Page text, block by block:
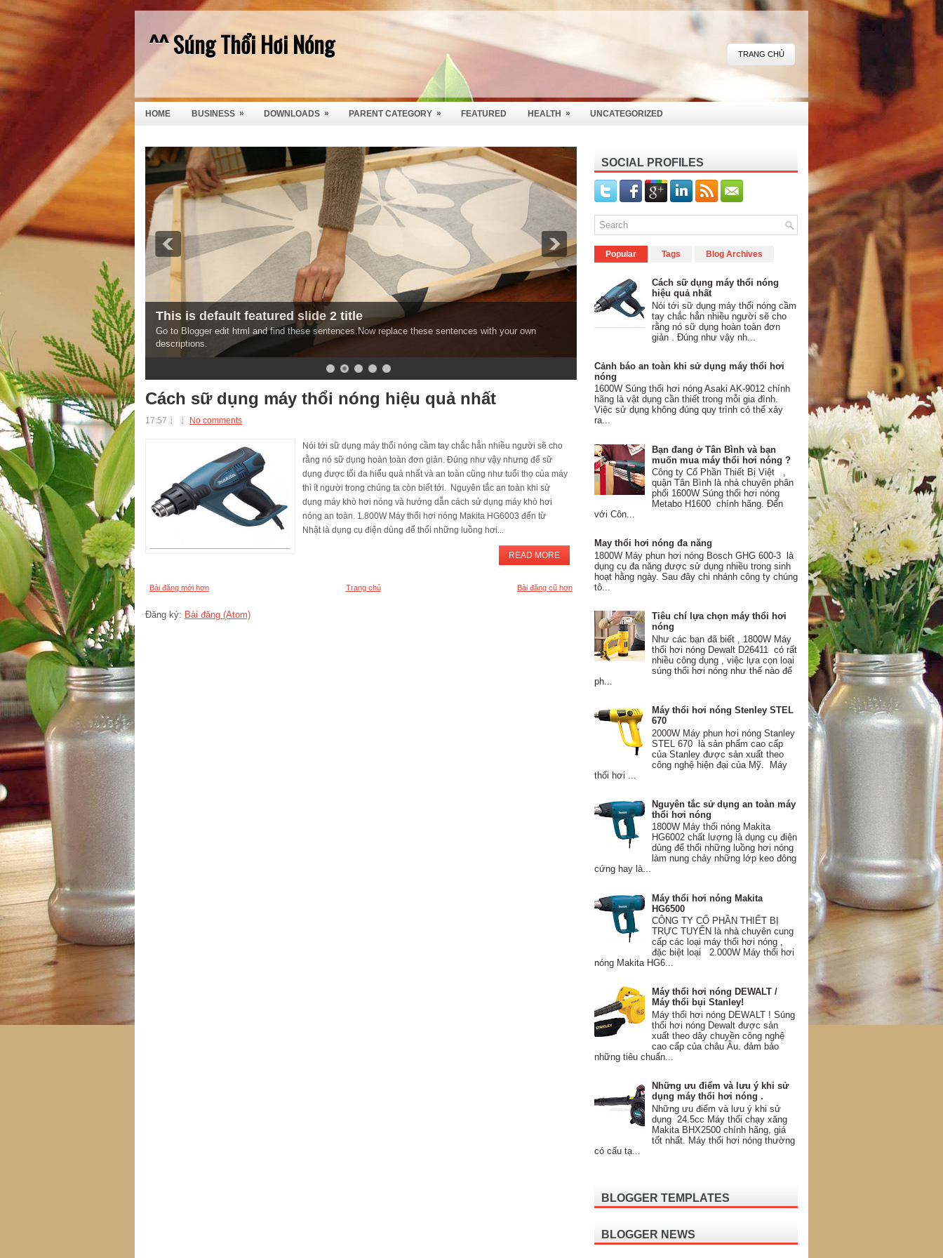
^^ Súng Thổi Hơi Nóng TRANG CHỦ
HOME BUSINESS » DOWNLOADS » PARENT CATEGORY » FEATURED HEALTH » UNCATEGORIZED
This is default featured slide 2 title
Go to Blogger edit html and find these sentences.Now replace these sentences with your own
descriptions.
3 4 5
Cách sữ dụng máy thổi nóng hiệu quả nhất
17:57 No comments
Nói tới sữ dụng máy thổi nóng cầm tay chắc hẳn nhiều người sẽ cho
rằng nó sữ dụng hoàn toàn đơn giản. Đúng như vậy nhưng để sữ
dụng được tối đa hiểu quả nhất và an toàn cũng như tuổi thọ của máy
thì ít người trong chúng ta còn biết tới. Nguyên tắc an toàn khi sử
dụng máy khò hơi nóng và hướng dẫn cách sử dụng máy khò hơi
nóng an toàn. 1.800W Máy thổi hơi nóng Makita HG6003 đến từ
Nhật là dụng cụ điện dùng để thổi những luồng hơi...
READ MORE
Bài đăng mới hơn Bài đăng cũ hơn
Trang chủ
Đăng ký: Bài đăng (Atom)
SOCIAL PROFILES
Popular Tags Blog Archives
Cách sữ dụng máy thổi nóng
hiệu quả nhất
Nói tới sữ dụng máy thổi nóng cầm
tay chắc hẳn nhiều người sẽ cho
rằng nó sữ dụng hoàn toàn đơn
giản . Đúng như vậy nh...
Cảnh báo an toàn khi sử dụng máy thổi hơi
nóng
1600W Súng thổi hơi nóng Asaki AK-9012 chính
hãng là vật dụng cần thiết trong mỗi gia đình.
Việc sử dụng không đúng quy trình có thể xảy
ra...
Bạn đang ở Tân Bình và bạn
muốn mua máy thổi hơi nóng ?
Công ty Cổ Phần Thiết Bị Việt ,
quận Tân Bình là nhà chuyên phân
phối 1600W Súng thổi hơi nóng
Metabo H1600 chính hãng. Đến
với Côn...
May thổi hơi nóng đa năng
1800W Máy phun hơi nóng Bosch GHG 600-3 là
dụng cụ đa năng được sử dụng nhiều trong sinh
hoạt hằng ngày. Sau đây chi nhánh công ty chúng
tô...
Tiêu chí lựa chọn máy thổi hơi
nóng
Như các bạn đã biết , 1800W Máy
thổi hơi nóng Dewalt D26411 có rất
nhiều công dụng , việc lựa cọn loại
súng thổi hơi nóng như thế nào để
ph...
Máy thổi hơi nóng Stenley STEL
670
2000W Máy phun hơi nóng Stanley
STEL 670 là sản phẩm cao cấp
của Stanley được sản xuất theo
công nghệ hiện đại của Mỹ. Máy
thổi hơi ...
Nguyên tắc sử dụng an toàn máy
thổi hơi nóng
1800W Máy thổi nóng Makita
HG6002 chất lượng là dụng cụ điện
dùng để thổi những luồng hơi nóng
làm nung chảy những lớp keo đông
cứng hay là...
Máy thổi hơi nóng Makita
HG6500
CÔNG TY CỔ PHẦN THIẾT BỊ
TRỰC TUYẾN là nhà chuyên cung
cấp các loại máy thổi hơi nóng ,
đặc biệt loại 2.000W Máy thổi hơi
nóng Makita HG6...
Máy thổi hơi nóng DEWALT /
Máy thổi bụi Stanley!
Máy thổi hơi nóng DEWALT ! Súng
thổi hơi nóng Dewalt được sản
xuất theo dây chuyền công nghệ
cao cấp của châu Âu. đảm bảo
những tiêu chuẩn...
Những ưu điểm và lưu ý khi sử
dụng máy thổi hơi nóng .
Những ưu điểm và lưu ý khi sử
dụng 24.5cc Máy thổi chạy xăng
Makita BHX2500 chính hãng, giá
tốt nhất. Máy thổi hơi nóng thường
có cấu tạ...
BLOGGER TEMPLATES
BLOGGER NEWS